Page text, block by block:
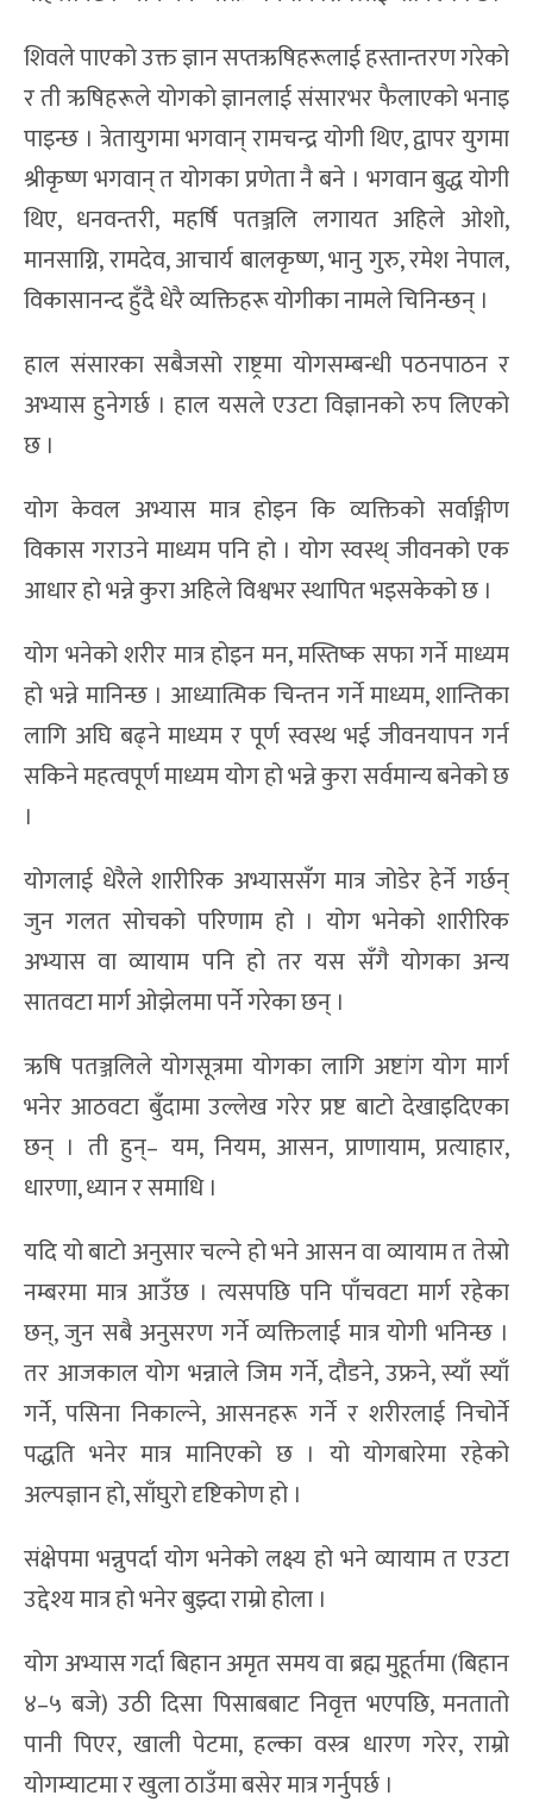
शिवले पाएको उक्त ज्ञान सप्तऋषिहरूलाई हस्तान्तरण गरेको
र ती ऋषिहरूले योगको ज्ञानलाई संसारभर फैलाएको भनाइ
पाइन्छ । त्रेतायुगमा भगवान् रामचन्द्र योगी थिए, द्वापर युगमा
श्रीकृष्ण भगवान् त योगका प्रणेता नै बने । भगवान बुद्ध योगी
थिए, धनवन्तरी, महर्षि पतञ्जलि लगायत अहिले ओशो,
मानसाग्नि, रामदेव, आचार्य बालकृष्ण, भानु गुरु, रमेश नेपाल,
विकासानन्द हुँदै धेरै व्यक्तिहरू योगीका नामले चिनिन्छन् ।
हाल संसारका सबैजसो राष्ट्रमा योगसम्बन्धी पठनपाठन र
अभ्यास हुनेगर्छ । हाल यसले एउटा विज्ञानको रुप लिएको
छ ।
योग केवल अभ्यास मात्र होइन कि व्यक्तिको सर्वाङ्गीण
विकास गराउने माध्यम पनि हो । योग स्वस्थ् जीवनको एक
आधार हो भन्ने कुरा अहिले विश्वभर स्थापित भइसकेको छ ।
योग भनेको शरीर मात्र होइन मन, मस्तिष्क सफा गर्ने माध्यम
हो भन्ने मानिन्छ । आध्यात्मिक चिन्तन गर्ने माध्यम, शान्तिका
लागि अघि बढ्ने माध्यम र पूर्ण स्वस्थ भई जीवनयापन गर्न
सकिने महत्वपूर्ण माध्यम योग हो भन्ने कुरा सर्वमान्य बनेको छ
।
योगलाई धेरैले शारीरिक अभ्याससँग मात्र जोडेर हेर्ने गर्छन्
जुन गलत सोचको परिणाम हो । योग भनेको शारीरिक
अभ्यास वा व्यायाम पनि हो तर यस सँगै योगका अन्य
सातवटा मार्ग ओझेलमा पर्ने गरेका छन् ।
ऋषि पतञ्जलिले योगसूत्रमा योगका लागि अष्टांग योग मार्ग
भनेर आठवटा बुँदामा उल्लेख गरेर प्रष्ट बाटो देखाइदिएका
छन् । ती हुन्– यम, नियम, आसन, प्राणायाम, प्रत्याहार,
धारणा, ध्यान र समाधि ।
यदि यो बाटो अनुसार चल्ने हो भने आसन वा व्यायाम त तेस्रो
नम्बरमा मात्र आउँछ । त्यसपछि पनि पाँचवटा मार्ग रहेका
छन्, जुन सबै अनुसरण गर्ने व्यक्तिलाई मात्र योगी भनिन्छ ।
तर आजकाल योग भन्नाले जिम गर्ने, दौडने, उफ्रने, स्याँ स्याँ
गर्ने, पसिना निकाल्ने, आसनहरू गर्ने र शरीरलाई निचोर्ने
पद्धति भनेर मात्र मानिएको छ । यो योगबारेमा रहेको
अल्पज्ञान हो, साँघुरो दृष्टिकोण हो ।
संक्षेपमा भन्नुपर्दा योग भनेको लक्ष्य हो भने व्यायाम त एउटा
उद्देश्य मात्र हो भनेर बुझ्दा राम्रो होला ।
योग अभ्यास गर्दा बिहान अमृत समय वा ब्रह्म मुहूर्तमा (बिहान
४–५ बजे) उठी दिसा पिसाबबाट निवृत्त भएपछि, मनतातो
पानी पिएर, खाली पेटमा, हल्का वस्त्र धारण गरेर, राम्रो
योगम्याटमा र खुला ठाउँमा बसेर मात्र गर्नुपर्छ ।